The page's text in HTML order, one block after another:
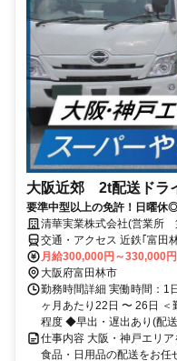
大阪近郊 2t配送ドラ
要準中型以上の免許！日曜休
清華実業株式会社(営業所
交通・アクセス 近鉄｢富田
月給300,000円～330,000円
大阪府富田林市
勤務時間詳細 実働時間：1
ヶ月あたり22日 〜 26日
程度 ◆早出・遅出あり(配
仕事内容 大阪・神戸エリ
食品・日用品の配送をお任